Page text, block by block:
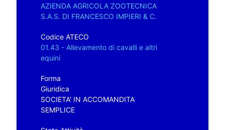
AZIENDA AGRICOLA ZOOTECNICA
S.A.S. DI FRANCESCO IMPIERI & C.
Codice ATECO
01.43 - Allevamento di cavalli e altri
equini
Forma
Giuridica
SOCIETA' IN ACCOMANDITA
SEMPLICE